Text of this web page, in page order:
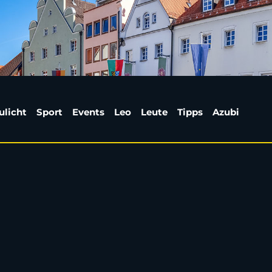
Sean Combs wird
Sport Events Leo Leute Tipps Azubi